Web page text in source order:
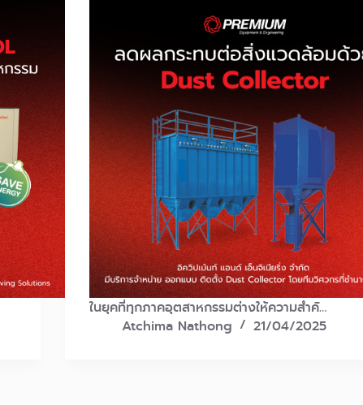
ในยุคที่ทุกภาคอุตสาหกรรมต่างให้ความสำคั…
Atchima Nathong
21/04/2025